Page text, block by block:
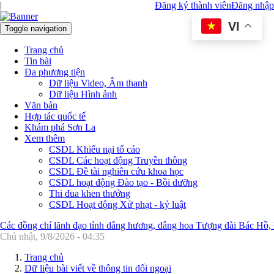
Đăng nhập
| Đăng ký thành viên
Toggle navigation
Trang chủ
Tin bài
Đa phương tiện
Dữ liệu Video, Âm thanh
Dữ liệu Hình ảnh
Văn bản
Hợp tác quốc tế
Khám phá Sơn La
Xem thêm
CSDL Khiếu nại tố cáo
CSDL Các hoạt động Truyền thông
CSDL Đề tài nghiên cứu khoa học
CSDL hoạt động Đào tạo - Bồi dưỡng
Thi đua khen thưởng
CSDL Hoạt động Xử phạt - kỷ luật
VI
Các đồng chí lãnh đạo tỉnh dâng hương, dâng hoa Tượng đài Bác
Chủ nhật, 9/8/2026 - 04:35
Trang chủ
Dữ liệu bài viết về thông tin đối ngoại